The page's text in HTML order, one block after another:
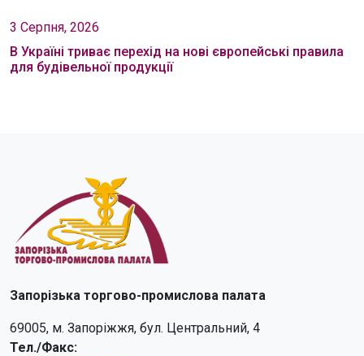
3 Серпня, 2026
В Україні триває перехід на нові європейські правила
для будівельної продукції
Запорізька торгово-промислова палата
69005, м. Запоріжжя, бул. Центральний, 4
Тел./Факс: